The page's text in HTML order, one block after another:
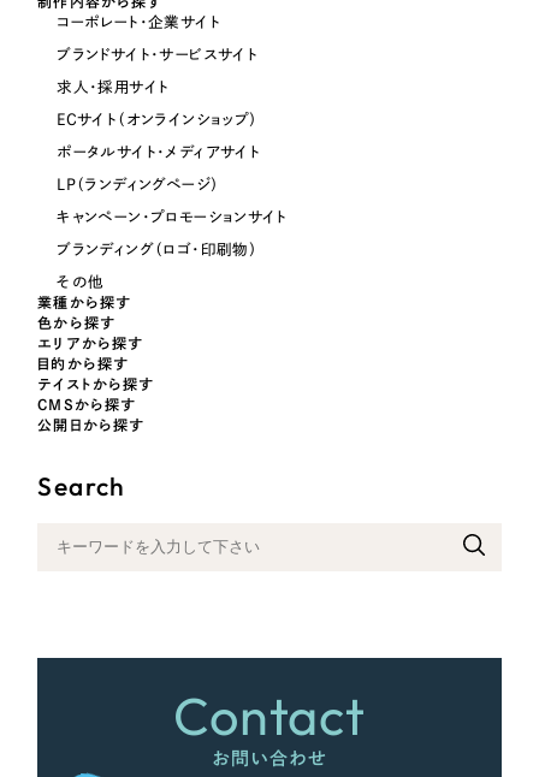
オレンジ・橙色
パープル・紫色
ピンク・桃色
カラフル・多色
その他
コーポレート・企業サイト
ブランドサイト・サービスサイト
求人・採用サイト
ECサイト（オンラインショップ）
ポータルサイト・メディアサイト
LP（ランディングページ）
キャンペーン・プロモーションサイト
ブランディング（ロゴ・印刷物）
その他
業種から探す
色から探す
エリアから探す
目的から探す
テイストから探す
CMSから探す
公開日から探す
Search
Contact
お問い合わせ